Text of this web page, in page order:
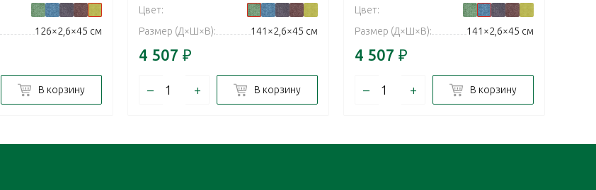
126×2,6×45 см
В корзину
Цвет:
Размер (Д×Ш×В):
141×2,6×45 см
4 507 ₽
– + В корзину
Цвет:
Размер (Д×Ш×В):
141×2,6×45 см
4 507 ₽
– + В корзину